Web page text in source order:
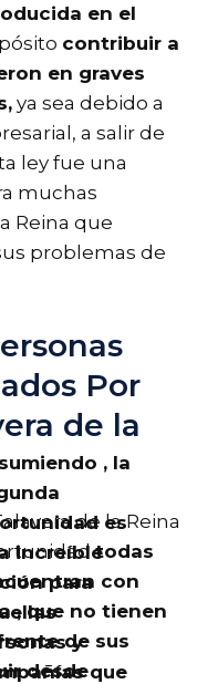
en el
contribuir a
en graves
ya sea debido a
a salir de
ley fue una
muchas
Reina que
problemas de
Por
de la
de la Reina
todas
con
,que no tienen
de sus
desde
, la
es
increíble
para
y
que